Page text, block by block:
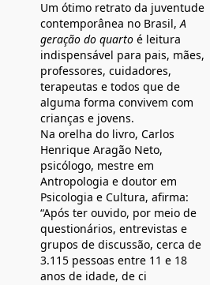
Um ótimo retrato da juventude
contemporânea no Brasil,A
geração do quarto é leitura
indispensável para pais, mães,
professores, cuidadores,
terapeutas e todos que de
alguma forma convivem com
crianças e jovens.
Na orelha do livro, Carlos
Henrique Aragão Neto,
psicólogo, mestre em
Antropologia e doutor em
Psicologia e Cultura, afirma:
“Após ter ouvido, por meio de
questionários, entrevistas e
grupos de discussão, cerca de
3.115 pessoas entre 11 e 18
anos de idade, de ci